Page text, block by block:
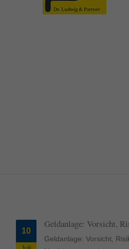
10
Geldanlage: Vorsicht,
Geldanlage: Vorsicht,